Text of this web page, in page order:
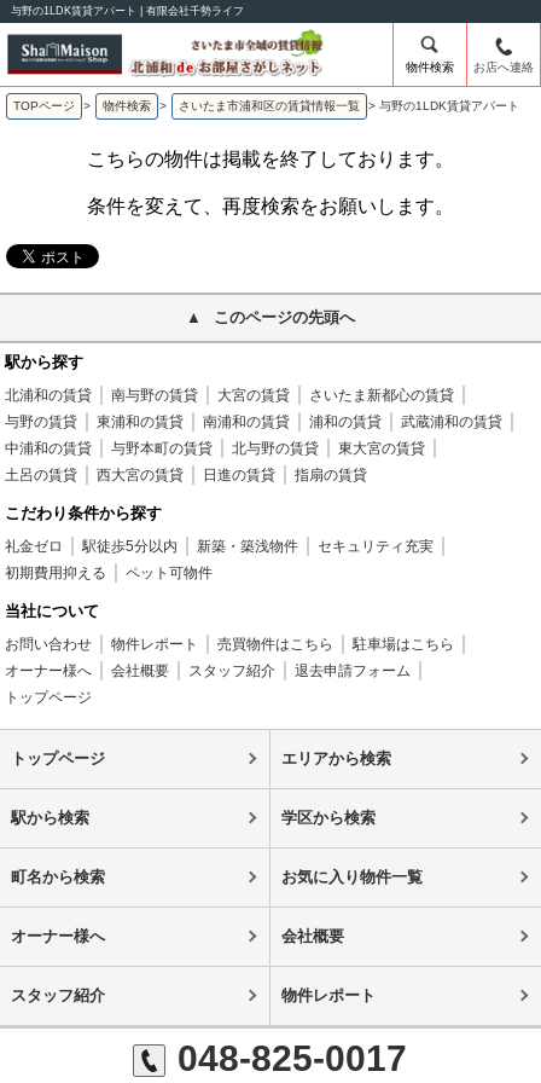
与野の1LDK賃貸アパート | 有限会社千勢ライフ
物件検索 お店へ連絡
TOPページ > 物件検索 > さいたま市浦和区の賃貸情報一覧 > 与野の1LDK賃貸アパート
こちらの物件は掲載を終了しております。
条件を変えて、再度検索をお願いします。
このページの先頭へ
駅から探す
北浦和の賃貸 南与野の賃貸 大宮の賃貸
さいたま新都心の賃貸
与野の賃貸
東浦和の賃貸 南浦和の賃貸 浦和の賃貸
武蔵浦和の賃貸
中浦和の賃貸
与野本町の賃貸 北与野の賃貸
東大宮の賃貸
土呂の賃貸
西大宮の賃貸 日進の賃貸 指扇の賃貸
こだわり条件から探す
礼金ゼロ 駅徒歩5分以内 新築・築浅物件
セキュリティ充実
初期費用抑える
ペット可物件
当社について
お問い合わせ 物件レポート 売買物件はこちら
駐車場はこちら
オーナー様へ
会社概要 スタッフ紹介
退去申請フォーム
トップページ
トップページ エリアから検索
駅から検索 学区から検索
町名から検索 お気に入り物件一覧
オーナー様へ 会社概要
スタッフ紹介 物件レポート
048-825-0017